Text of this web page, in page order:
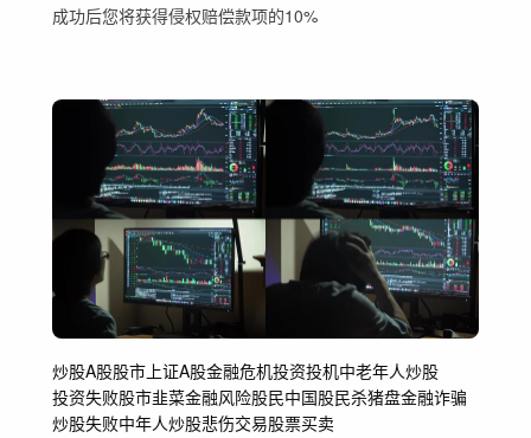
成功后您将获得侵权赔偿款项的10%
炒股A股股市 上证A股金融危机投资投机中老年人炒股
投资失败股市韭菜金融风险股民中国股民杀猪盘金融诈骗
炒股失败中年人炒股悲伤交易股票买卖